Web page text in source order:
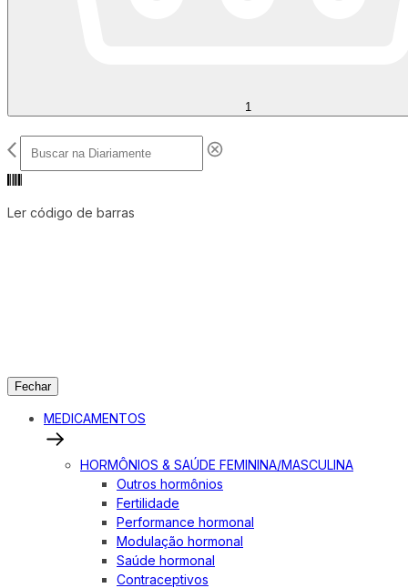
1
Ler código de barras
Fechar
MEDICAMENTOS
HORMÔNIOS & SAÚDE FEMININA/MASCULINA
Outros hormônios
Fertilidade
Performance hormonal
Modulação hormonal
Saúde hormonal
Contraceptivos